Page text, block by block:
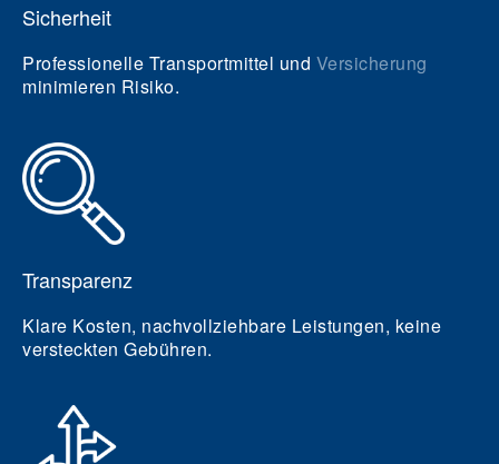
Sicherheit
Professionelle Transportmittel und Versicherung
minimieren Risiko.
Transparenz
Klare Kosten, nachvollziehbare Leistungen, keine
versteckten Gebühren.